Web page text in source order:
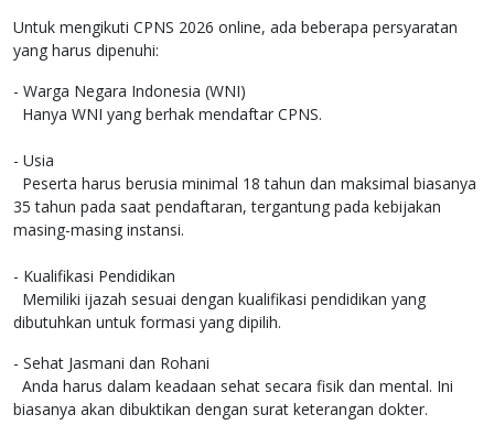
Untuk mengikuti CPNS 2026 online, ada beberapa persyaratan
yang harus dipenuhi:
- Warga Negara Indonesia (WNI)
Hanya WNI yang berhak mendaftar CPNS.
- Usia
Peserta harus berusia minimal 18 tahun dan maksimal biasanya
35 tahun pada saat pendaftaran, tergantung pada kebijakan
masing-masing instansi.
- Kualifikasi Pendidikan
Memiliki ijazah sesuai dengan kualifikasi pendidikan yang
dibutuhkan untuk formasi yang dipilih.
- Sehat Jasmani dan Rohani
Anda harus dalam keadaan sehat secara fisik dan mental. Ini
biasanya akan dibuktikan dengan surat keterangan dokter.